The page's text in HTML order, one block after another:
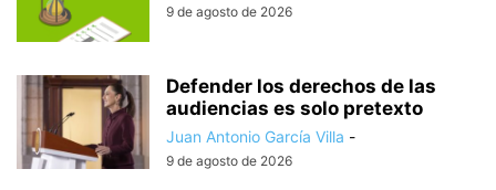
9 de agosto de 2026
Defender los derechos de las
audiencias es solo pretexto
Juan Antonio García Villa -
9 de agosto de 2026